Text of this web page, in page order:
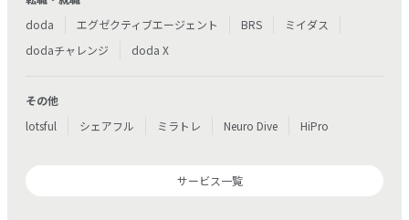
doda
エグゼクティブエージェント BRS
ミイダス
dodaチャレンジ
doda X
その他
lotsful
シェアフル ミラトレ Neuro Dive HiPro
サービス一覧